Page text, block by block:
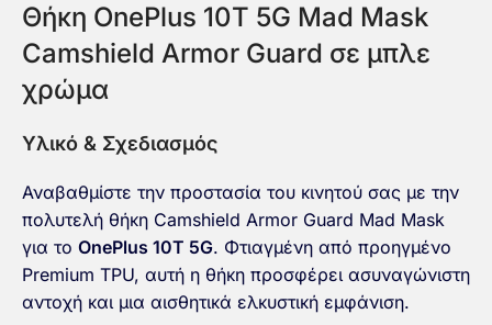
Θήκη OnePlus 10T 5G Mad Mask
Camshield Armor Guard σε μπλε
χρώμα
Υλικό & Σχεδιασμός
Αναβαθμίστε την προστασία του κινητού σας με την
πολυτελή θήκη Camshield Armor Guard Mad Mask
για το OnePlus 10T 5G. Φτιαγμένη από προηγμένο
Premium TPU, αυτή η θήκη προσφέρει ασυναγώνιστη
αντοχή και μια αισθητικά ελκυστική εμφάνιση.